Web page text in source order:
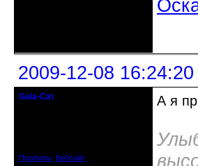
2009-12-08 16:24:20
Gala-Cat
Профиль Вебсайт
А я